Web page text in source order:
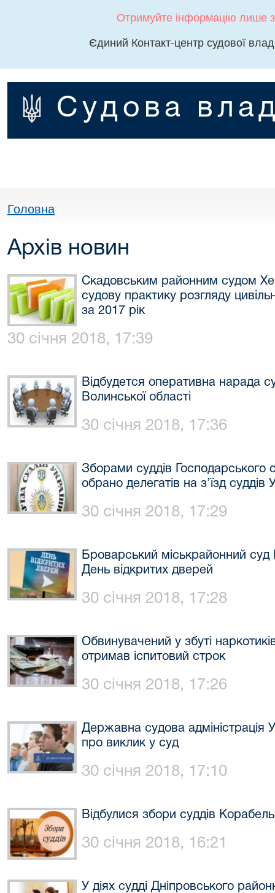
Отримуйте інформацію лише
Єдиний Контакт-центр судової
Судова
Головна
Архів новин
Скадовським районним судом
судову практику розгляду
за 2017 рік
30 січня 2018, 17:39
Відбудется оперативна нарада
Волинської області
30 січня 2018, 17:36
Зборами суддів Господарського
обрано делегатів на з’їзд суддів
30 січня 2018, 17:29
Броварський міськрайонний суд
День відкритих дверей
30 січня 2018, 17:28
Обвинувачений у збуті
отримав іспитовий строк
30 січня 2018, 17:26
Державна судова адміністрація
про виклик у суд
30 січня 2018, 17:10
Відбулися збори суддів
30 січня 2018, 16:21
У діях судді Дніпровського